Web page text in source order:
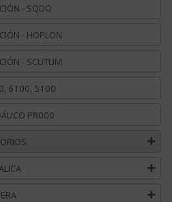
- SQDO
- HOPLON
- SCUTUM
6100, 5100
PR000